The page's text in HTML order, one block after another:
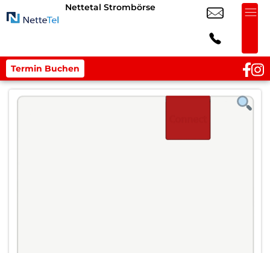
Nettetal Strombörse
Termin Buchen